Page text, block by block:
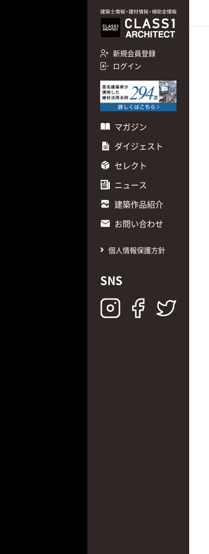
新規会員登録
ログイン
マガジン
ダイジェスト
セレクト
ニュース
建築作品紹介
お問い合わせ
個人情報保護方針
SNS